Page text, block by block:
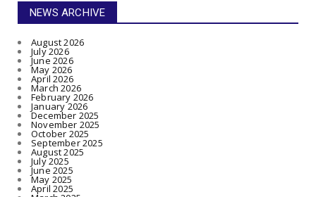
NEWS ARCHIVE
August 2026
July 2026
June 2026
May 2026
April 2026
March 2026
February 2026
January 2026
December 2025
November 2025
October 2025
September 2025
August 2025
July 2025
June 2025
May 2025
April 2025